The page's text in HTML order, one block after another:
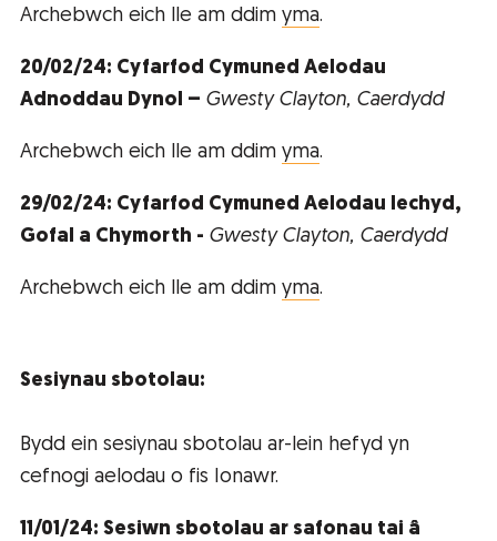
Archebwch eich lle am ddim yma.
20/02/24: Cyfarfod Cymuned Aelodau
Adnoddau Dynol – Gwesty Clayton, Caerdydd
Archebwch eich lle am ddim yma.
29/02/24: Cyfarfod Cymuned Aelodau Iechyd,
Gofal a Chymorth - Gwesty Clayton, Caerdydd
Archebwch eich lle am ddim yma.
Sesiynau sbotolau:
Bydd ein sesiynau sbotolau ar-lein hefyd yn
cefnogi aelodau o fis Ionawr.
11/01/24: Sesiwn sbotolau ar safonau tai â